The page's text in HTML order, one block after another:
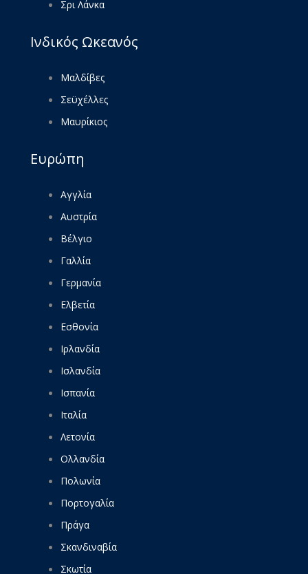
Σρι Λάνκα
Ινδικός Ωκεανός
Μαλδίβες
Σεϋχέλλες
Μαυρίκιος
Ευρώπη
Αγγλία
Αυστρία
Βέλγιο
Γαλλία
Γερμανία
Ελβετία
Εσθονία
Ιρλανδία
Ισλανδία
Ισπανία
Ιταλία
Λετονία
Ολλανδία
Πολωνία
Πορτογαλία
Πράγα
Σκανδιναβία
Σκωτία